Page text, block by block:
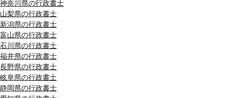
神奈川県の行政書士
山梨県の行政書士
新潟県の行政書士
富山県の行政書士
石川県の行政書士
福井県の行政書士
長野県の行政書士
岐阜県の行政書士
静岡県の行政書士